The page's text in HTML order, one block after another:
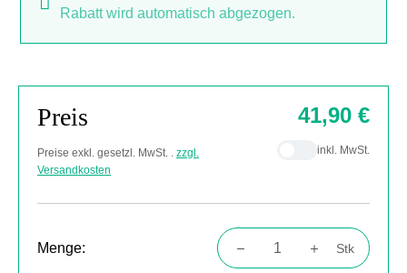
Rabatt wird automatisch abgezogen.
Preis
Preise exkl. gesetzl. MwSt. . zzgl.
Versandkosten
41,90 €
inkl. MwSt.
Menge:
Produkt Anzahl: Gib den gewünschten
Stk